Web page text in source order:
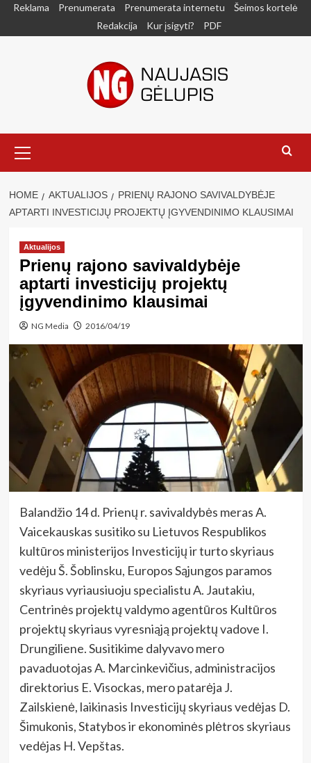
SkipReklama Prenumerata Prenumerata internetu
Šeimos kortelė
Redakcija
Kur įsigyti? PDF
Menu
HOME AKTUALIJOS
PRIENŲ RAJONO SAVIVALDYBĖJE
APTARTI INVESTICIJŲ PROJEKTŲ ĮGYVENDINIMO KLAUSIMAI
Aktualijos
Prienų rajono savivaldybėje
aptarti investicijų projektų
įgyvendinimo klausimai
NG Media 2016/04/19
Balandžio 14 d. Prienų r. savivaldybės meras A.
Vaicekauskas susitiko su Lietuvos Respublikos
kultūros ministerijos Investicijų ir turto skyriaus
vedėju Š. Šoblinsku, Europos Sąjungos paramos
skyriaus vyriausiuoju specialistu A. Jautakiu,
Centrinės projektų valdymo agentūros Kultūros
projektų skyriaus vyresniąją projektų vadove I.
Drungiliene. Susitikime dalyvavo mero
pavaduotojas A. Marcinkevičius, administracijos
direktorius E. Visockas, mero patarėja J.
Zailskienė, laikinasis Investicijų skyriaus vedėjas D.
Šimukonis, Statybos ir ekonominės plėtros skyriaus
vedėjas H. Vepštas.